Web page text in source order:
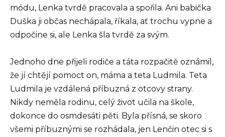
módu, Lenka tvrdě pracovala a spořila. Ani babička
Duška ji občas nechápala, říkala, ať trochu vypne a
odpočine si, ale Lenka šla tvrdě za svým.
Jednoho dne přijeli rodiče a táta rozpačitě oznámil,
že jí chtějí pomoct on, máma a teta Ludmila. Teta
Ludmila je vzdálená příbuzná z otcovy strany.
Nikdy neměla rodinu, celý život učila na škole,
dokonce do osmdesáti pěti. Byla přísná, se skoro
všemi příbuznými se rozhádala, jen Lenčin otec si s